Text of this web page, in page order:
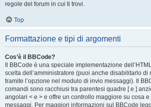
regole del forum in cui ti trovi.
Top
Formattazione e tipi di argomenti
Cos’è il BBCode?
Il BBCode è una speciale implementazione
scelta dell’amministratore (puoi anche disabilitarlo
tramite l’opzione nel modulo di invio messaggi). Il
comandi sono racchiusi tra parentesi quadre [ e ]
angolari < e > e offre un controllo maggiore su cosa
messaggi. Per maggiori informazioni sul BBCode